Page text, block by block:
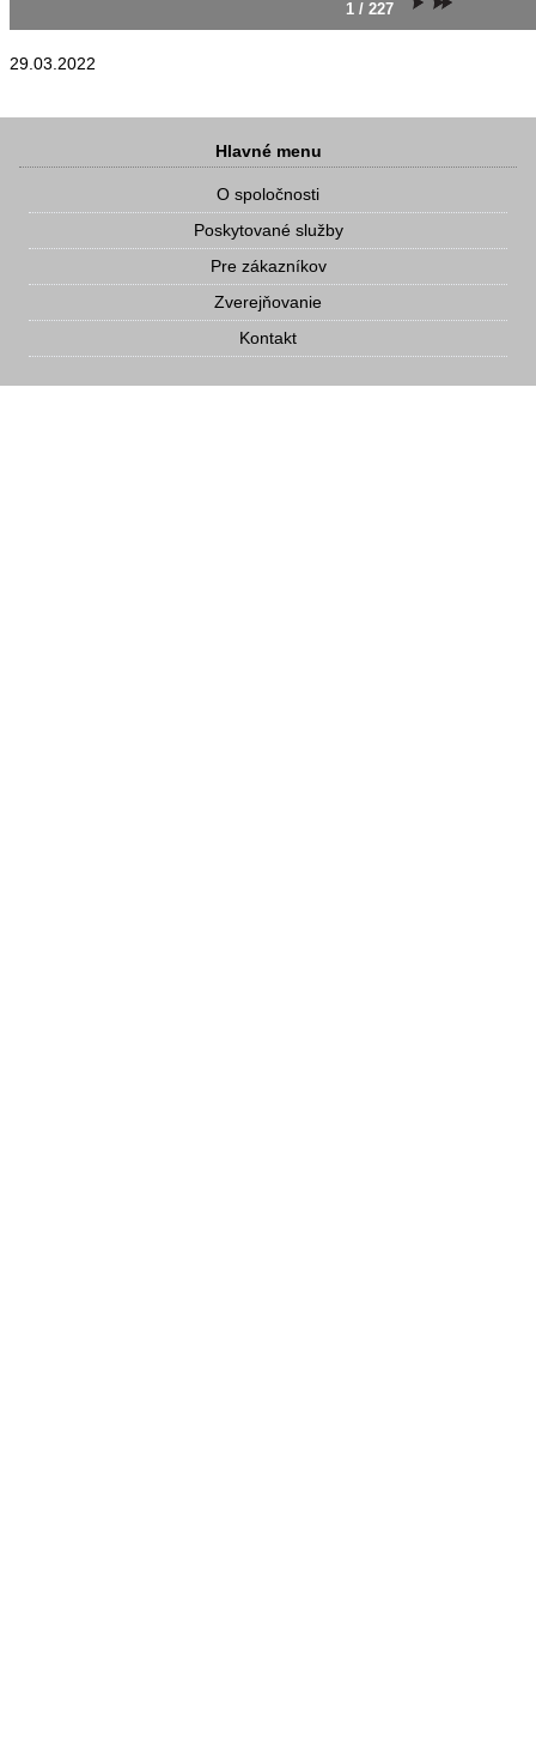
1 / 227
29.03.2022
Hlavné menu
O spoločnosti
Poskytované služby
Pre zákazníkov
Zverejňovanie
Kontakt